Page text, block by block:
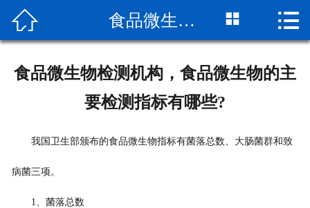
网站首页
 食品微生物检测机构，食品微生物的主要检测指标有哪些?  
食品微生物检测机构，食品微生物的主
要检测指标有哪些?
我国卫生部颁布的食品微生物指标有菌落总数、大肠菌群和致
病菌三项。
1、菌落总数